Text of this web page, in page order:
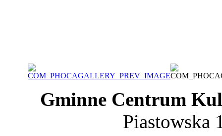
Gminne Centrum
Piastowska